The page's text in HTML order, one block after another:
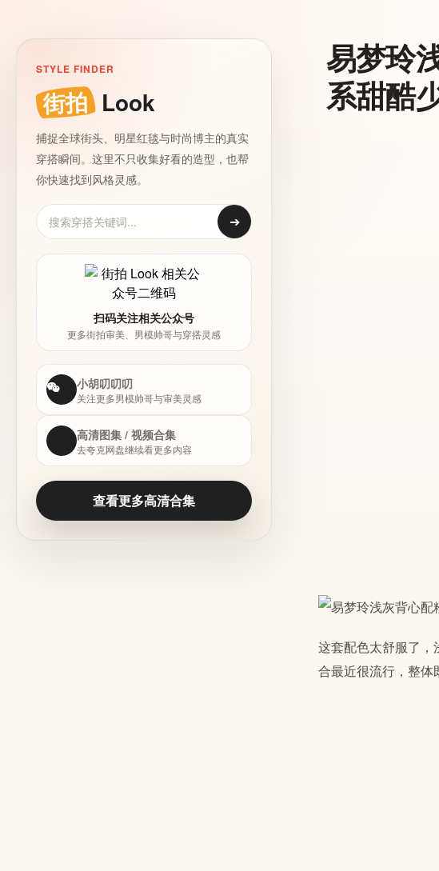
STYLE FINDER
街拍 Look
捕捉全球街头、明星红毯与时尚博主的真实
穿搭瞬间。这里不只收集好看的造型，也帮
你快速找到风格灵感。
➔
扫码关注相关公众号
更多街拍审美、男模帅哥与穿搭灵感
小胡叨叨叨
关注更多男模帅哥与审美灵感
高清图集 / 视频合集
去夸克网盘继续看更多内容
查看更多高清合集
易梦玲
系甜酷
这套配色太舒服了，
合最近很流行，整体